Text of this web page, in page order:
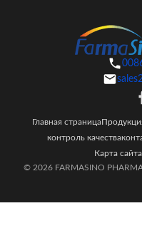
Главная страница
контроль качества
Карта сайта
© 2026 FARMASINO